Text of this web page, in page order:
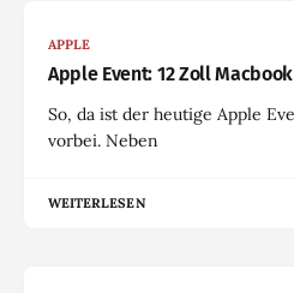
APPLE
Apple Event: 12 Zoll Macbook
So, da ist der heutige Apple
vorbei. Neben
WEITERLESEN